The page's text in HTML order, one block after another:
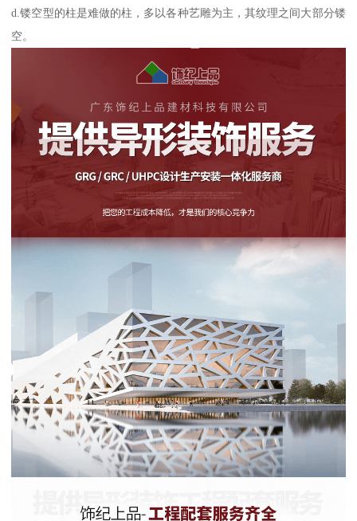
d.镂空型的柱是难做的柱，多以各种艺雕为主，其纹理之间大部分镂
空。